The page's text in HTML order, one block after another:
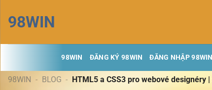
đến
nội
dung
98WIN
98WIN ĐĂNG KÝ 98WIN ĐĂNG NHẬP 98WIN
98WIN - BLOG - HTML5 a CSS3 pro webové designéry |